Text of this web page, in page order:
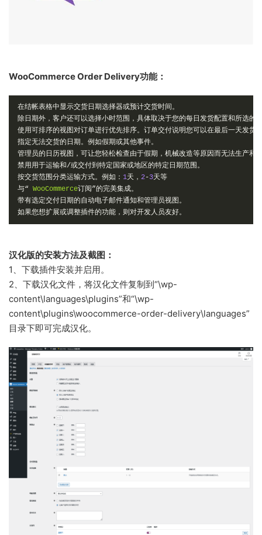
WooCommerce Order Delivery功能：
在结帐表格中显示交货日期选择器或预计交货时间。
除日期外，客户还可以选择小时范围，具体取决于您的每日发货配置和所选的
使用可排序的视图对订单进行优先排序。订单交付说明您可以在最后一天发货
指定无法交货的日期。例如假期或其他事件。
管理员的日历视图，可让您轻松检查由于假期，机械改造等原因而无法生产和
禁用用于运输和/或交付到特定国家或地区的特定日期范围。
按交货范围分类运输方式。例如： 1天， 2-3天等
与“ WooCommerce订阅”的完美集成。
带有选定交付日期的自动电子邮件通知和管理员视图。
如果您想扩展或调整插件的功能，则对开发人员友好。
汉化版的安装方法及截图：
1、下载插件安装并启用。
2、下载汉化文件，将汉化文件复制到“\wp-
content\languages\plugins”和“\wp-
content\plugins\woocommerce-order-delivery\languages”
目录下即可完成汉化。